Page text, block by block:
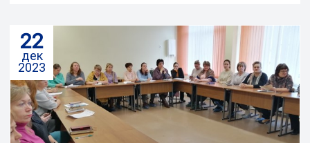
22
дек
2023